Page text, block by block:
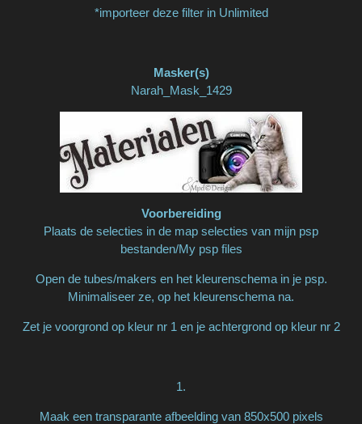
*importeer deze filter in Unlimited
Masker(s)
Narah_Mask_1429
Voorbereiding
Plaats de selecties in de map selecties van mijn psp
bestanden/My psp files
Open de tubes/makers en het kleurenschema in je psp.
Minimaliseer ze, op het kleurenschema na.
Zet je voorgrond op kleur nr 1 en je achtergrond op kleur nr 2
1.
Maak een transparante afbeelding van 850x500 pixels